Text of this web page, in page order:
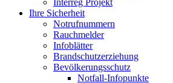
Ihre Sicherheit
Notrufnummern
Rauchmelder
Infoblätter
Brandschutzerziehung
Bevölkerungsschutz
Notfall-Infopunkte